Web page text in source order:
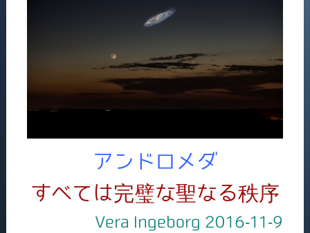
アンドロメダ
すべては完璧な聖なる秩序
Vera Ingeborg 2016-11-9